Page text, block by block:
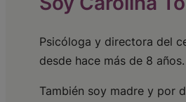
Psicóloga y directora del
desde hace más de 8 años.
También soy madre y por